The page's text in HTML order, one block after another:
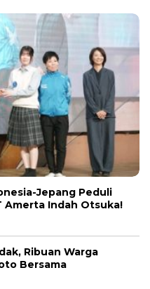
Jepang Peduli
Amerta Indah Otsuka!
Ribuan Warga
Bersama